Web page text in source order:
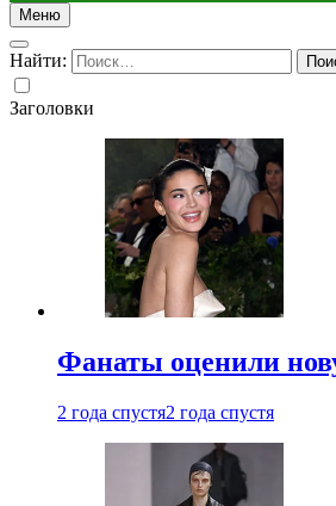
Меню
Найти:
Заголовки
Фанаты оценили
2 года спустя2 года спустя